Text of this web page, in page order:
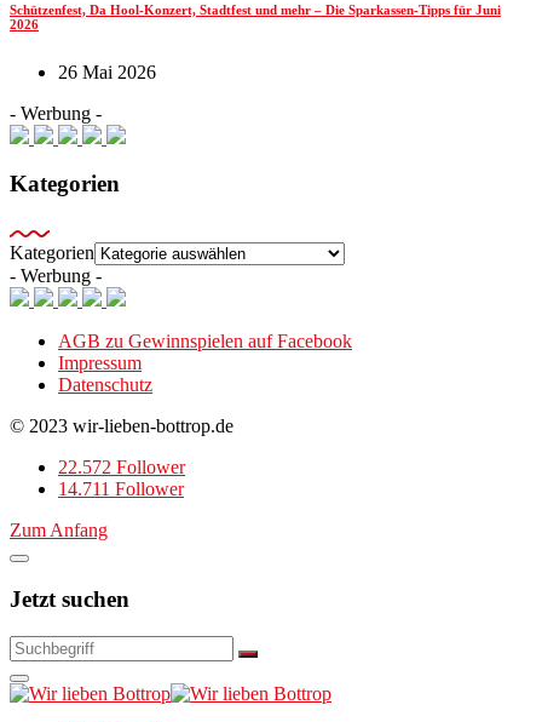
Schützenfest, Da Hool-Konzert, Stadtfest und mehr – Die Sparkassen-Tipps für Juni
2026
26 Mai 2026
- Werbung -
Kategorien
Kategorien
- Werbung -
AGB zu Gewinnspielen auf Facebook
Impressum
Datenschutz
© 2023 wir-lieben-bottrop.de
22.572 Follower
14.711 Follower
Zum Anfang
Jetzt suchen